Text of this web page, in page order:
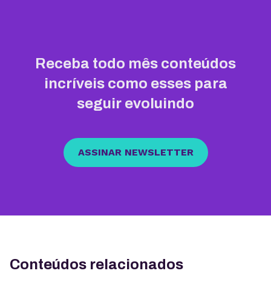
Receba todo mês conteúdos
incríveis como esses para
seguir evoluindo
ASSINAR NEWSLETTER
Conteúdos relacionados